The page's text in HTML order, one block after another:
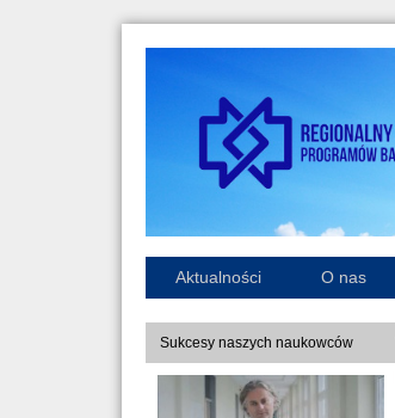
Aktualności O nas
Sukcesy naszych naukowców